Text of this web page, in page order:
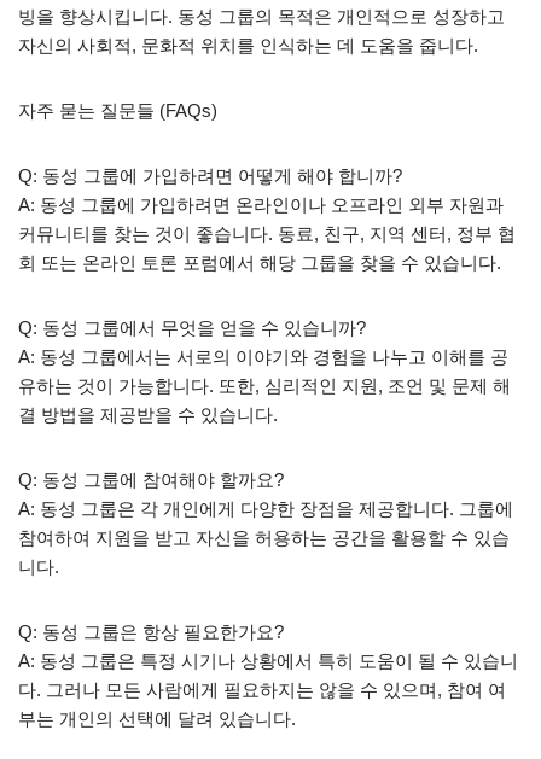
빙을 향상시킵니다. 동성 그룹의 목적은 개인적으로 성장하고
자신의 사회적, 문화적 위치를 인식하는 데 도움을 줍니다.
자주 묻는 질문들 (FAQs)
Q: 동성 그룹에 가입하려면 어떻게 해야 합니까?
A: 동성 그룹에 가입하려면 온라인이나 오프라인 외부 자원과
커뮤니티를 찾는 것이 좋습니다. 동료, 친구, 지역 센터, 정부 협
회 또는 온라인 토론 포럼에서 해당 그룹을 찾을 수 있습니다.
Q: 동성 그룹에서 무엇을 얻을 수 있습니까?
A: 동성 그룹에서는 서로의 이야기와 경험을 나누고 이해를 공
유하는 것이 가능합니다. 또한, 심리적인 지원, 조언 및 문제 해
결 방법을 제공받을 수 있습니다.
Q: 동성 그룹에 참여해야 할까요?
A: 동성 그룹은 각 개인에게 다양한 장점을 제공합니다. 그룹에
참여하여 지원을 받고 자신을 허용하는 공간을 활용할 수 있습
니다.
Q: 동성 그룹은 항상 필요한가요?
A: 동성 그룹은 특정 시기나 상황에서 특히 도움이 될 수 있습니
다. 그러나 모든 사람에게 필요하지는 않을 수 있으며, 참여 여
부는 개인의 선택에 달려 있습니다.